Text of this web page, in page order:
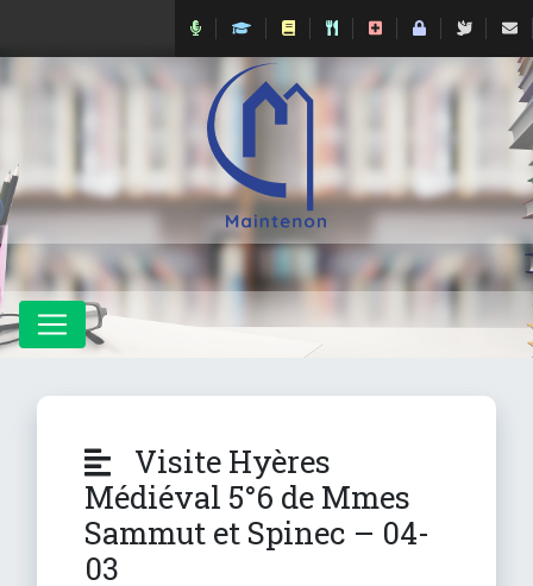
Visite Hyères
Médiéval 5°6 de Mmes
Sammut et Spinec – 04-
03